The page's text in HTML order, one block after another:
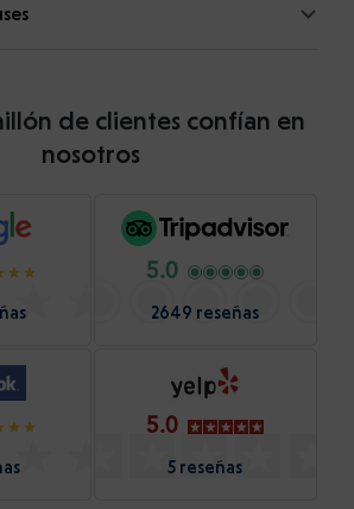
de clientes confían en
nosotros
5.0
2649 reseñas
5.0
5 reseñas